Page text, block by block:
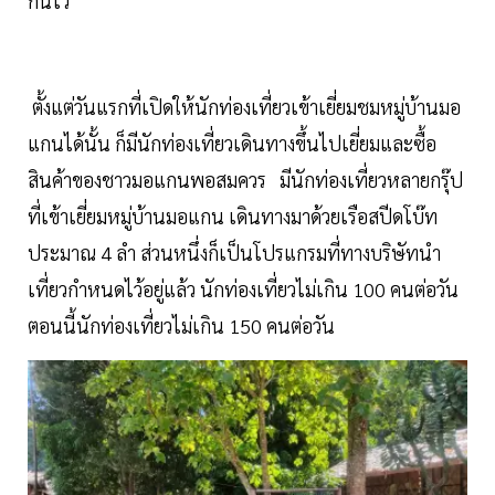
ตั้งแต่วันแรกที่เปิดให้นักท่องเที่ยวเข้าเยี่ยมชมหมู่บ้านมอ
แกนได้นั้น ก็มีนักท่องเที่ยวเดินทางขึ้นไปเยี่ยมและซื้อ
สินค้าของชาวมอแกนพอสมควร มีนักท่องเที่ยวหลายกรุ๊ป
ที่เข้าเยี่ยมหมู่บ้านมอแกน เดินทางมาด้วยเรือสปีดโบ๊ท
ประมาณ 4 ลำ ส่วนหนึ่งก็เป็นโปรแกรมที่ทางบริษัทนำ
เที่ยวกำหนดไว้อยู่แล้ว นักท่องเที่ยวไม่เกิน 100 คนต่อวัน
ตอนนี้นักท่องเที่ยวไม่เกิน 150 คนต่อวัน